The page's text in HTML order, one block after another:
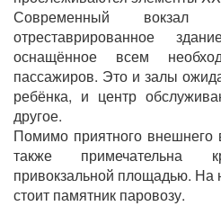
Современный вокзал
отреставрированное
оснащённое всем
пассажиров. Это и залы
ребёнка, и центр
другое.
Помимо приятного внешнего
также примечательна
привокзальной площадью.
стоит памятник паровозу.